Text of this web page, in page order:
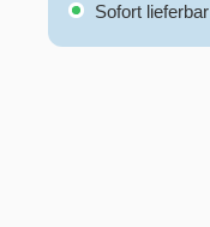
Sofort lieferbar